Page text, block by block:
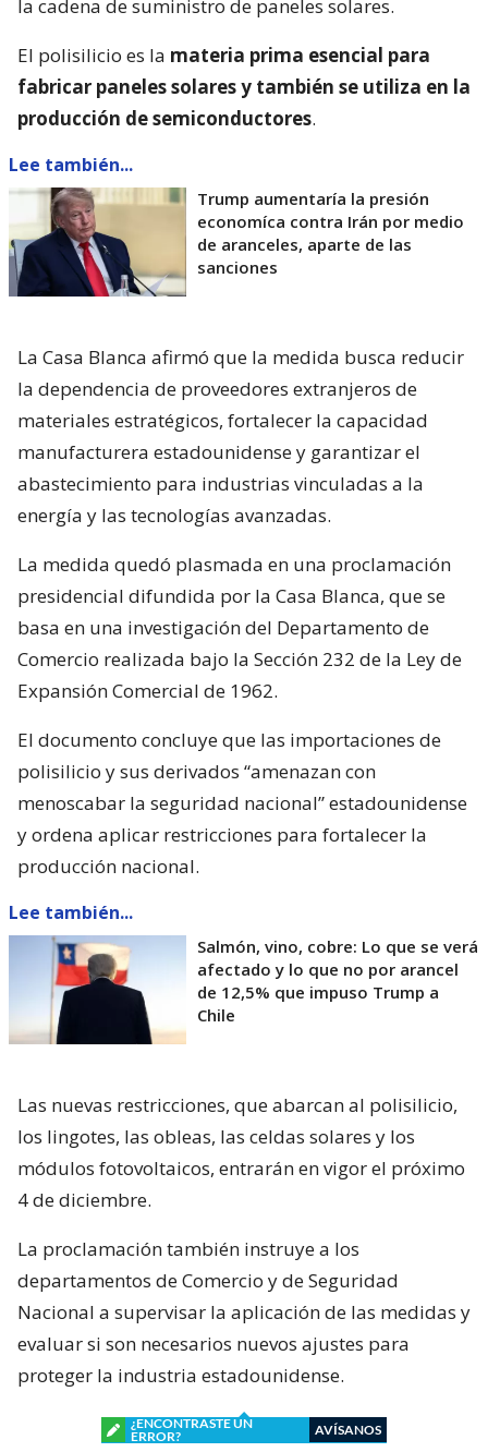
la cadena de suministro de paneles solares.
El polisilicio es la materia prima esencial para
fabricar paneles solares y también se utiliza en la
producción de semiconductores.
Lee también...
Trump aumentaría la presión
economíca contra Irán por medio
de aranceles, aparte de las
sanciones
La Casa Blanca afirmó que la medida busca reducir
la dependencia de proveedores extranjeros de
materiales estratégicos, fortalecer la capacidad
manufacturera estadounidense y garantizar el
abastecimiento para industrias vinculadas a la
energía y las tecnologías avanzadas.
La medida quedó plasmada en una proclamación
presidencial difundida por la Casa Blanca, que se
basa en una investigación del Departamento de
Comercio realizada bajo la Sección 232 de la Ley de
Expansión Comercial de 1962.
El documento concluye que las importaciones de
polisilicio y sus derivados “amenazan con
menoscabar la seguridad nacional” estadounidense
y ordena aplicar restricciones para fortalecer la
producción nacional.
Lee también...
Salmón, vino, cobre: Lo que se verá
afectado y lo que no por arancel
de 12,5% que impuso Trump a
Chile
Las nuevas restricciones, que abarcan al polisilicio,
los lingotes, las obleas, las celdas solares y los
módulos fotovoltaicos, entrarán en vigor el próximo
4 de diciembre.
La proclamación también instruye a los
departamentos de Comercio y de Seguridad
Nacional a supervisar la aplicación de las medidas y
evaluar si son necesarios nuevos ajustes para
proteger la industria estadounidense.
¿ENCONTRASTE UN
ERROR?
AVÍSANOS